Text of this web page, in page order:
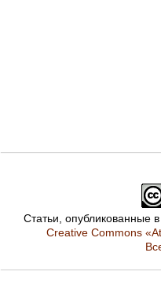
Статьи, опубликованные
Creative Commons